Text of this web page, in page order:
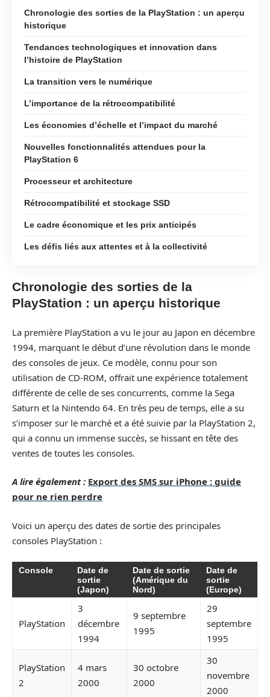
Chronologie des sorties de la PlayStation : un aperçu
historique
Tendances technologiques et innovation dans
l’histoire de PlayStation
La transition vers le numérique
L’importance de la rétrocompatibilité
Les économies d’échelle et l’impact du marché
Nouvelles fonctionnalités attendues pour la
PlayStation 6
Processeur et architecture
Rétrocompatibilité et stockage SSD
Le cadre économique et les prix anticipés
Les défis liés aux attentes et à la collectivité
Chronologie des sorties de la
PlayStation : un aperçu historique
La première PlayStation a vu le jour au Japon en décembre
1994, marquant le début d’une révolution dans le monde
des consoles de jeux. Ce modèle, connu pour son
utilisation de CD-ROM, offrait une expérience totalement
différente de celle de ses concurrents, comme la Sega
Saturn et la Nintendo 64. En très peu de temps, elle a su
s’imposer sur le marché et a été suivie par la PlayStation 2,
qui a connu un immense succès, se hissant en tête des
ventes de toutes les consoles.
A lire également : Export des SMS sur iPhone : guide
pour ne rien perdre
Voici un aperçu des dates de sortie des principales
consoles PlayStation :
Console
Date de
sortie
(Japon)
Date de sortie
(Amérique du
Nord)
Date de
sortie
(Europe)
PlayStation
3
décembre
1994
9 septembre
1995
29
septembre
1995
PlayStation
2
4 mars
2000
30 octobre
2000
30
novembre
2000